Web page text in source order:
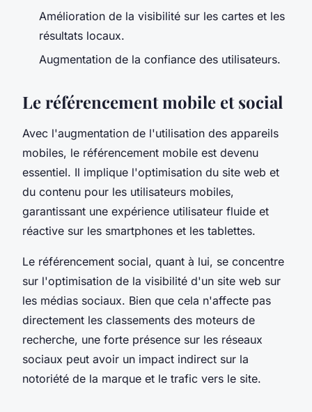
Amélioration de la visibilité sur les cartes et les
résultats locaux.
Augmentation de la confiance des utilisateurs.
Le référencement mobile et social
Avec l'augmentation de l'utilisation des appareils
mobiles, le référencement mobile est devenu
essentiel. Il implique l'optimisation du site web et
du contenu pour les utilisateurs mobiles,
garantissant une expérience utilisateur fluide et
réactive sur les smartphones et les tablettes.
Le référencement social, quant à lui, se concentre
sur l'optimisation de la visibilité d'un site web sur
les médias sociaux. Bien que cela n'affecte pas
directement les classements des moteurs de
recherche, une forte présence sur les réseaux
sociaux peut avoir un impact indirect sur la
notoriété de la marque et le trafic vers le site.